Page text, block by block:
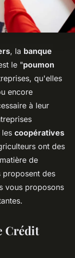
, la banque
le "poumon
qu'elles
encore
à leur
coopératives
ont des
de
proposent des
vous proposons
Crédit